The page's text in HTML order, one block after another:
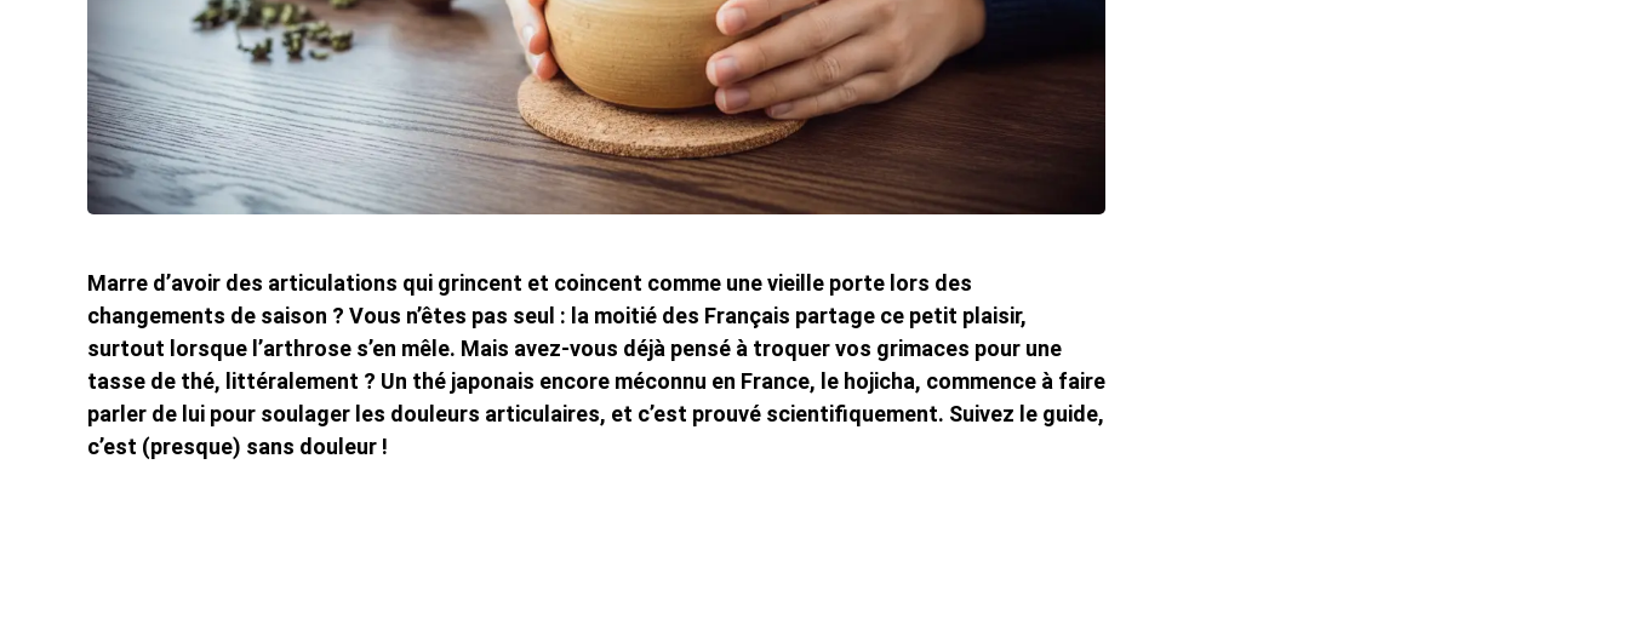
Marre d’avoir des articulations qui grincent et coincent comme une vieille porte lors des
changements de saison ? Vous n’êtes pas seul : la moitié des Français partage ce petit plaisir,
surtout lorsque l’arthrose s’en mêle. Mais avez-vous déjà pensé à troquer vos grimaces pour une
tasse de thé, littéralement ? Un thé japonais encore méconnu en France, le hojicha, commence à faire
parler de lui pour soulager les douleurs articulaires, et c’est prouvé scientifiquement. Suivez le guide,
c’est (presque) sans douleur !